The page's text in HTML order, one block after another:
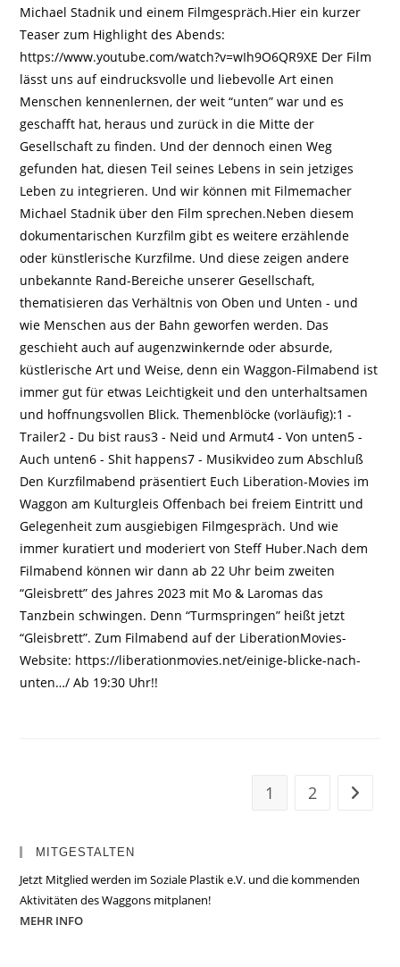
Michael Stadnik und einem Filmgespräch.Hier ein kurzer
Teaser zum Highlight des Abends:
https://www.youtube.com/watch?v=wIh9O6QR9XE Der Film
lässt uns auf eindrucksvolle und liebevolle Art einen
Menschen kennenlernen, der weit “unten” war und es
geschafft hat, heraus und zurück in die Mitte der
Gesellschaft zu finden. Und der dennoch einen Weg
gefunden hat, diesen Teil seines Lebens in sein jetziges
Leben zu integrieren. Und wir können mit Filmemacher
Michael Stadnik über den Film sprechen.Neben diesem
dokumentarischen Kurzfilm gibt es weitere erzählende
oder künstlerische Kurzfilme. Und diese zeigen andere
unbekannte Rand-Bereiche unserer Gesellschaft,
thematisieren das Verhältnis von Oben und Unten - und
wie Menschen aus der Bahn geworfen werden. Das
geschieht auch auf augenzwinkernde oder absurde,
küstlerische Art und Weise, denn ein Waggon-Filmabend ist
immer gut für etwas Leichtigkeit und den unterhaltsamen
und hoffnungsvollen Blick. Themenblöcke (vorläufig):1 -
Trailer2 - Du bist raus3 - Neid und Armut4 - Von unten5 -
Auch unten6 - Shit happens7 - Musikvideo zum Abschluß
Den Kurzfilmabend präsentiert Euch Liberation-Movies im
Waggon am Kulturgleis Offenbach bei freiem Eintritt und
Gelegenheit zum ausgiebigen Filmgespräch. Und wie
immer kuratiert und moderiert von Steff Huber.Nach dem
Filmabend können wir dann ab 22 Uhr beim zweiten
“Gleisbrett” des Jahres 2023 mit Mo & Laromas das
Tanzbein schwingen. Denn “Turmspringen” heißt jetzt
“Gleisbrett”. Zum Filmabend auf der LiberationMovies-
Website: https://liberationmovies.net/einige-blicke-nach-
unten…/ Ab 19:30 Uhr!!
1 2 Zur
MITGESTALTEN
Jetzt Mitglied werden im Soziale Plastik e.V. und die kommenden
Aktivitäten des Waggons mitplanen!
MEHR INFO